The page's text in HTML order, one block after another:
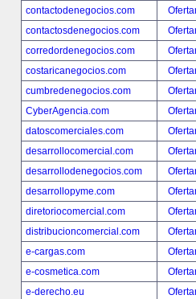
contactodenegocios.com
contactosdenegocios.com
corredordenegocios.com
costaricanegocios.com
cumbredenegocios.com
CyberAgencia.com
datoscomerciales.com
desarrollocomercial.com
desarrollodenegocios.com
desarrollopyme.com
diretoriocomercial.com
distribucioncomercial.com
e-cargas.com
e-cosmetica.com
e-derecho.eu